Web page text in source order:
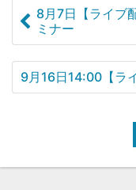
8月7日【ライブ
ミナー
9月16日14:00【ラ